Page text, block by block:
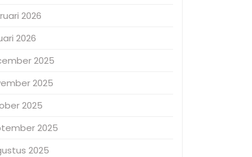
2026
2026
2025
2025
2025
2025
2025